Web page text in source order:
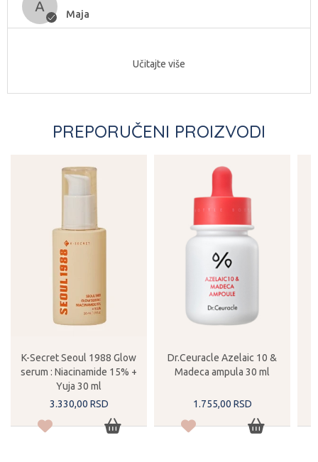
Maja
Učitajte više
PREPORUČENI PROIZVODI
K-Secret Seoul 1988 Glow
serum : Niacinamide 15% +
Yuja 30 ml
3.330,00 RSD
Dr.Ceuracle Azelaic 10 &
Madeca ampula 30 ml
1.755,00 RSD